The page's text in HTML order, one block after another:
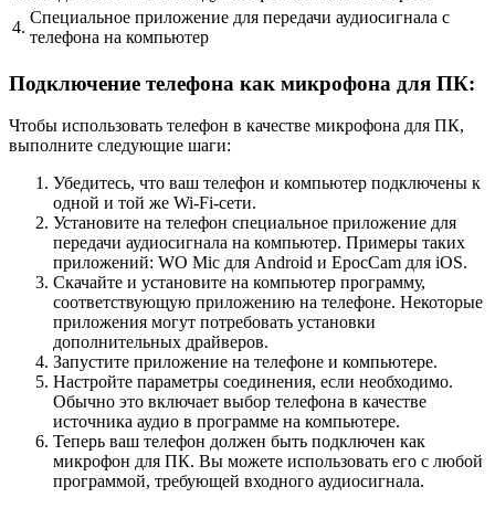
4.
Специальное приложение для передачи аудиосигнала с
телефона на компьютер
Подключение телефона как микрофона для ПК:
Чтобы использовать телефон в качестве микрофона для ПК,
выполните следующие шаги:
Убедитесь, что ваш телефон и компьютер подключены к
одной и той же Wi-Fi-сети.
Установите на телефон специальное приложение для
передачи аудиосигнала на компьютер. Примеры таких
приложений: WO Mic для Android и EpocCam для iOS.
Скачайте и установите на компьютер программу,
соответствующую приложению на телефоне. Некоторые
приложения могут потребовать установки
дополнительных драйверов.
Запустите приложение на телефоне и компьютере.
Настройте параметры соединения, если необходимо.
Обычно это включает выбор телефона в качестве
источника аудио в программе на компьютере.
Теперь ваш телефон должен быть подключен как
микрофон для ПК. Вы можете использовать его с любой
программой, требующей входного аудиосигнала.